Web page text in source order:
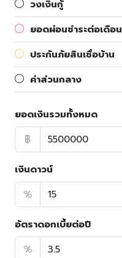
วงเงินกู้
ยอดผ่อนชำระต่อเดือน
ประกันภัยสินเชื่อบ้าน
ค่าส่วนกลาง
ยอดเงินรวมทั้งหมด
฿
เงินดาวน์
%
อัตราดอกเบี้ยต่อปี
%